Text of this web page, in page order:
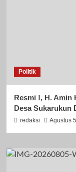
Politik
Resmi !, H. Amin
Desa Sukarukun
redaksi Agustus